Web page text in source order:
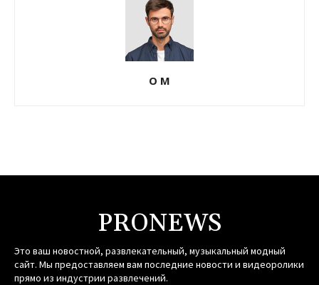
О М
PRONEWS
Это ваш новостной, развлекательный, музыкальный модный
сайт. Мы предоставляем вам последние новости и видеоролики
прямо из индустрии развлечений.